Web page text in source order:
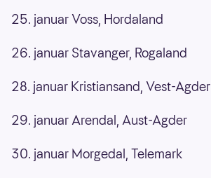
25. januar Voss, Hordaland
26. januar Stavanger, Rogaland
28. januar Kristiansand, Vest-Agder
29. januar Arendal, Aust-Agder
30. januar Morgedal, Telemark